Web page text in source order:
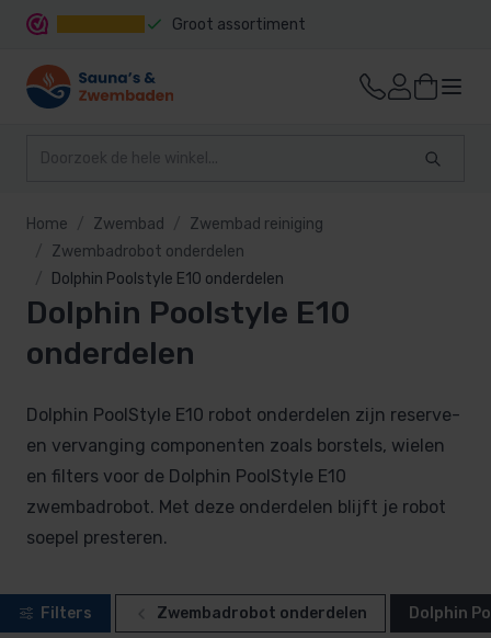
Groot assortiment
Home Zwembad
Zwembad reiniging
Zwembadrobot onderdelen
Dolphin Poolstyle E10 onderdelen
Dolphin Poolstyle E10
onderdelen
Dolphin PoolStyle E10 robot onderdelen zijn reserve-
en vervanging componenten zoals borstels, wielen
en filters voor de Dolphin PoolStyle E10
zwembadrobot. Met deze onderdelen blijft je robot
soepel presteren.
Filters Zwembadrobot onderdelen Dolphin